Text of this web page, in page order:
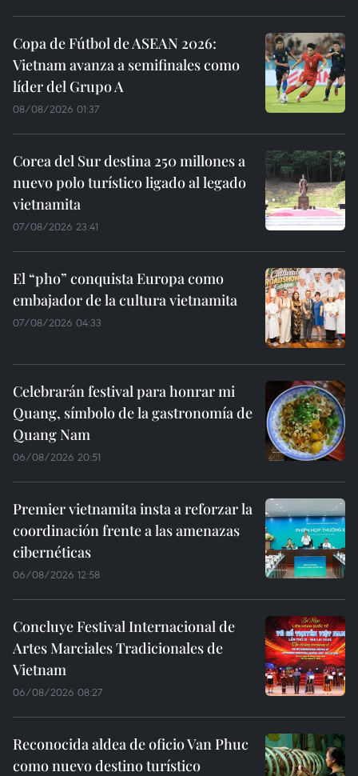
Copa de Fútbol de ASEAN 2026:
Vietnam avanza a semifinales como
líder del Grupo A
08/08/2026 01:37
Corea del Sur destina 250 millones a
nuevo polo turístico ligado al legado
vietnamita
07/08/2026 23:41
El “pho” conquista Europa como
embajador de la cultura vietnamita
07/08/2026 04:33
Celebrarán festival para honrar mi
Quang, símbolo de la gastronomía de
Quang Nam
06/08/2026 20:51
Premier vietnamita insta a reforzar la
coordinación frente a las amenazas
cibernéticas
06/08/2026 12:58
Concluye Festival Internacional de
Artes Marciales Tradicionales de
Vietnam
06/08/2026 08:27
Reconocida aldea de oficio Van Phuc
como nuevo destino turístico